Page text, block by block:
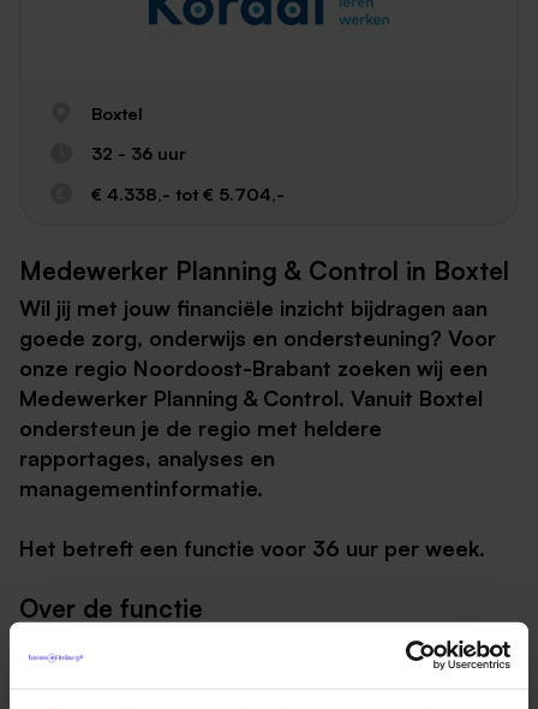
Boxtel
32 - 36 uur
€ 4.338,- tot € 5.704,-
Medewerker Planning & Control in Boxtel
Wil jij met jouw financiële inzicht bijdragen aan
goede zorg, onderwijs en ondersteuning? Voor
onze regio Noordoost-Brabant zoeken wij een
Medewerker Planning & Control. Vanuit Boxtel
ondersteun je de regio met heldere
rapportages, analyses en
managementinformatie.
Het betreft een functie voor 36 uur per week.
Over de functie
Als Medewerker Planning & Control lever je een
belangrijke bijdrage aan de periodieke rapportages